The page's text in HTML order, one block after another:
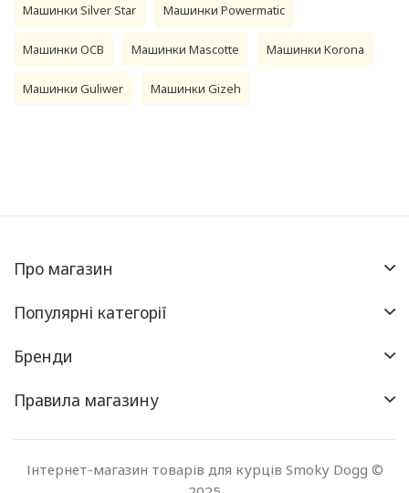
Машинки Silver Star Машинки Powermatic
Машинки OCB Машинки Mascotte Машинки Korona
Машинки Guliwer Машинки Gizeh
Про магазин
Популярні категорії
Бренди
Правила магазину
Інтернет-магазин товарів для курців Smoky Dogg ©